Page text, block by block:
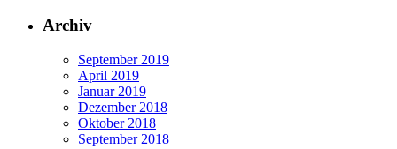
Archiv
September 2019
April 2019
Januar 2019
Dezember 2018
Oktober 2018
September 2018